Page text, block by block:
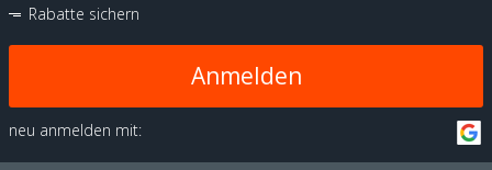
Rabatte sichern
Anmelden
neu anmelden mit: